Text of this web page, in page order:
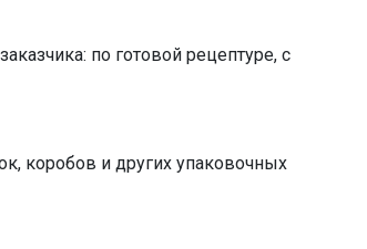
по готовой рецептуре, с
коробов и других упаковочных